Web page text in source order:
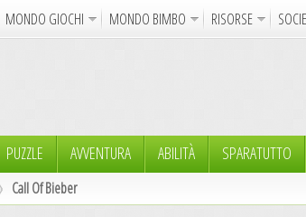
MONDO GIOCHI MONDO BIMBO RISORSE
Disegni da Colorare Crea il Disegno I Vostri Nomi
PUZZLE AVVENTURA ABILITÀ SPARATUTTO
Call Of Bieber